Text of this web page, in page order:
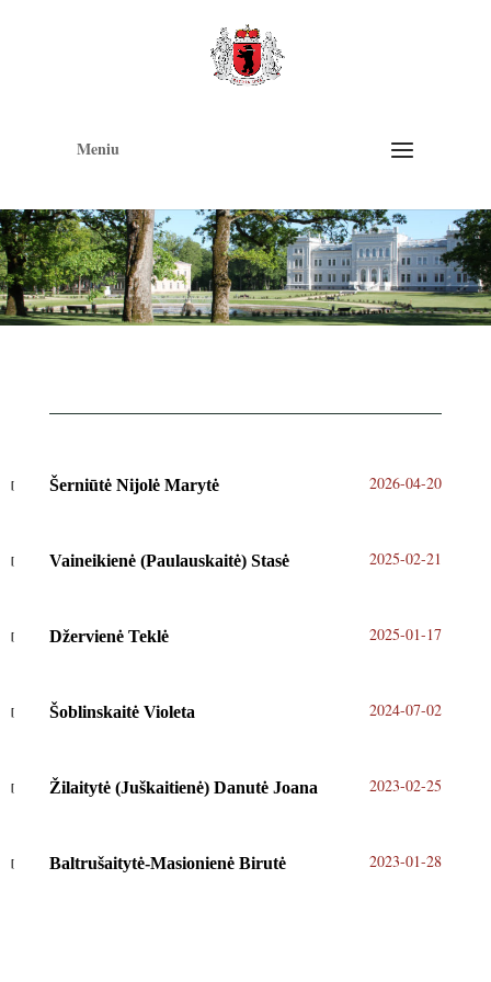
Meniu
Šerniūtė Nijolė Marytė 2026-04-20
Vaineikienė (Paulauskaitė) Stasė 2025-02-21
Džervienė Teklė 2025-01-17
Šoblinskaitė Violeta 2024-07-02
Žilaitytė (Juškaitienė) Danutė Joana 2023-02-25
Baltrušaitytė-Masionienė Birutė 2023-01-28